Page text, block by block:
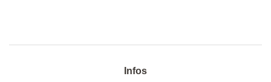
Infos